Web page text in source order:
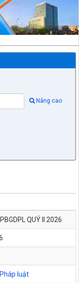
Nâng cao
QUÝ II 2026
luật